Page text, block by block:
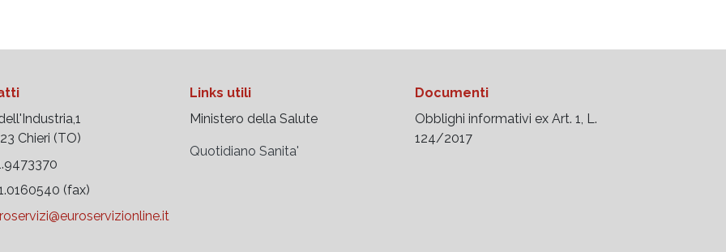
Chieri (TO)
(fax)
Links utili
Ministero della Salute
Quotidiano Sanita'
Documenti
Obblighi informativi ex Art. 1, L.
124/2017